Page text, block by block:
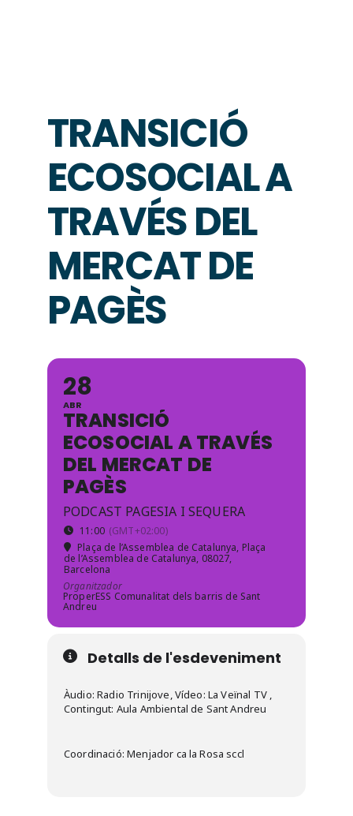
TRANSICIÓ
ECOSOCIAL A
TRAVÉS DEL
MERCAT DE
PAGÈS
28
ABR
TRANSICIÓ
ECOSOCIAL A TRAVÉS
DEL MERCAT DE
PAGÈS
PODCAST PAGESIA I SEQUERA
11:00 (GMT+02:00)
Plaça de l’Assemblea de Catalunya, Plaça
de l’Assemblea de Catalunya, 08027,
Barcelona
Organitzador
ProperESS Comunalitat dels barris de Sant
Andreu
Detalls de l'esdeveniment
Àudio: Radio Trinijove, Vídeo: La Veïnal TV ,
Contingut: Aula Ambiental de Sant Andreu
Coordinació: Menjador ca la Rosa sccl